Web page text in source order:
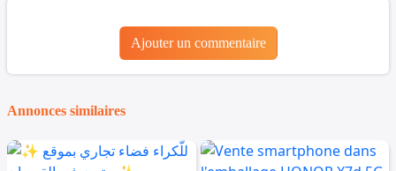
Ajouter un commentaire
Annonces similaires